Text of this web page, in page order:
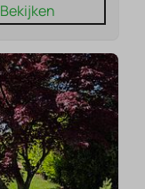
Bekijken